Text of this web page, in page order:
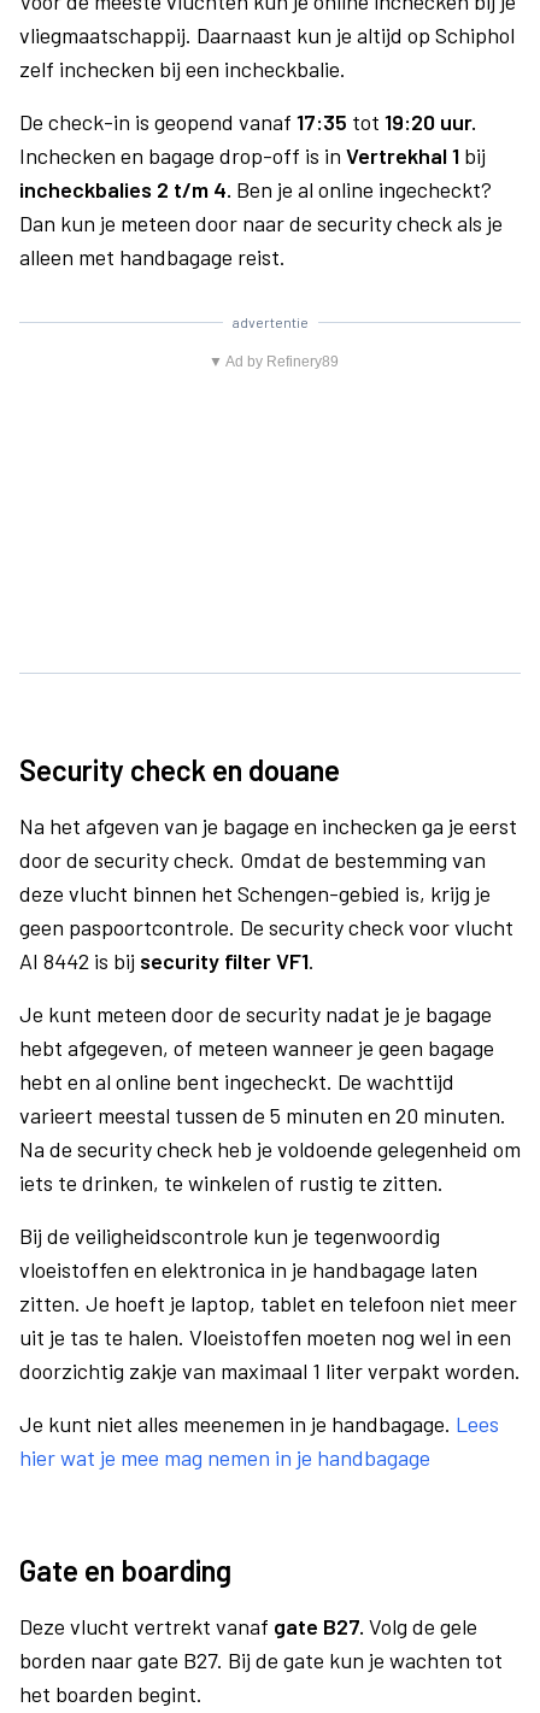
vliegmaatschappij. Daarnaast kun je altijd op Schiphol
zelf inchecken bij een incheckbalie.
De check-in is geopend vanaf 17:35 tot 19:20 uur.
Inchecken en bagage drop-off is in Vertrekhal 1 bij
incheckbalies 2 t/m 4. Ben je al online ingecheckt?
Dan kun je meteen door naar de security check als je
alleen met handbagage reist.
advertentie
▼ Ad by Refinery89
Security check en douane
Na het afgeven van je bagage en inchecken ga je eerst
door de security check. Omdat de bestemming van
deze vlucht binnen het Schengen-gebied is, krijg je
geen paspoortcontrole. De security check voor vlucht
AI 8442 is bij security filter VF1.
Je kunt meteen door de security nadat je je bagage
hebt afgegeven, of meteen wanneer je geen bagage
hebt en al online bent ingecheckt. De wachttijd
varieert meestal tussen de 5 minuten en 20 minuten.
Na de security check heb je voldoende gelegenheid om
iets te drinken, te winkelen of rustig te zitten.
Bij de veiligheidscontrole kun je tegenwoordig
vloeistoffen en elektronica in je handbagage laten
zitten. Je hoeft je laptop, tablet en telefoon niet meer
uit je tas te halen. Vloeistoffen moeten nog wel in een
doorzichtig zakje van maximaal 1 liter verpakt worden.
Je kunt niet alles meenemen in je handbagage. Lees
hier wat je mee mag nemen in je handbagage
Gate en boarding
Deze vlucht vertrekt vanaf gate B27. Volg de gele
borden naar gate B27. Bij de gate kun je wachten tot
het boarden begint.